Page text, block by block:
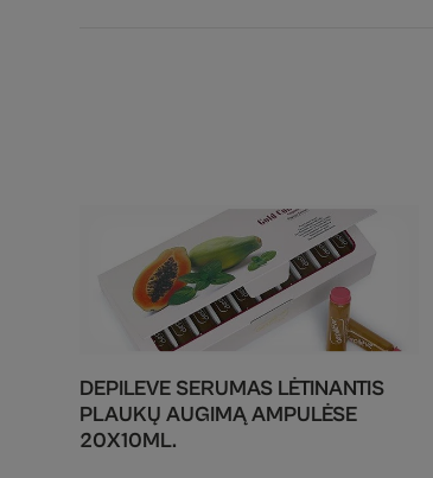
DEPILEVE SERUMAS LĖTINANTIS
PLAUKŲ AUGIMĄ AMPULĖSE
20X10ML.